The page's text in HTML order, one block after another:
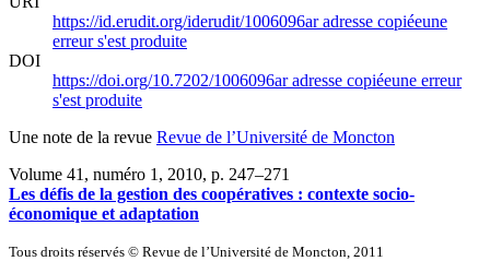
https://id.erudit.org/iderudit/1006096aradresse copiéeune
erreur s'est produite
DOI
https://doi.org/10.7202/1006096aradresse copiéeune erreur
s'est produite
Une note de la revue Revue de l’Université de Moncton
Volume 41, numéro 1, 2010, p. 247–271
Les défis de la gestion des coopératives : contexte socio-
économique et adaptation
Tous droits réservés © Revue de l’Université de Moncton, 2011